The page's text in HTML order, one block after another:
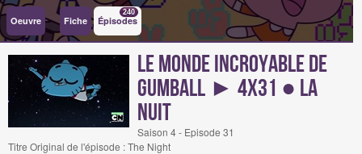
Oeuvre Fiche Épisodes
240
Le Monde incroyable de
Gumball ► 4x31 ● La
Nuit
Saison 4 - Episode 31
Titre Original de l'épisode : The Night